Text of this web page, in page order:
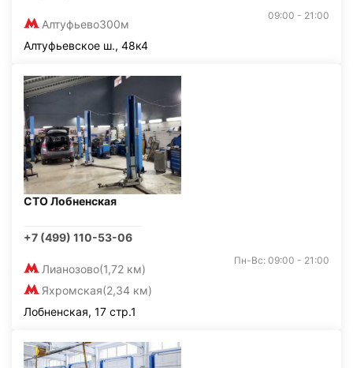
Алтуфьево300м
09:00 - 21:00
Алтуфьевское ш., 48к4
СТО Лобненская
+7 (499) 110-53-06
Лианозово(1,72 км)
Яхромская(2,34 км)
Пн-Вс: 09:00 - 21:00
Лобненская, 17 стр.1